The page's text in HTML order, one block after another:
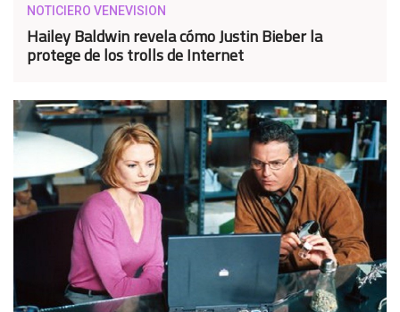
NOTICIERO VENEVISION
Hailey Baldwin revela cómo Justin Bieber la
protege de los trolls de Internet